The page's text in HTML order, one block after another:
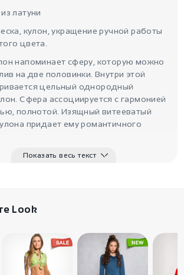
латуни
кулон, укращение ручной работы
цвета.
напоминает сферу, которую можно
на две половинки. Внутри этой
цельный однородный
Сфера ассоциируется с гармонией
полнотой. Изящный витееватый
придает ему романтичного
Показать весь текст
Look